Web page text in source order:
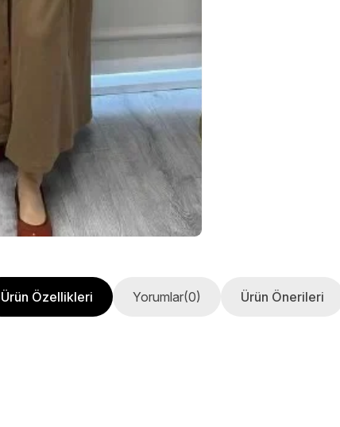
Ürün Özellikleri Yorumlar(0) Ürün Önerileri